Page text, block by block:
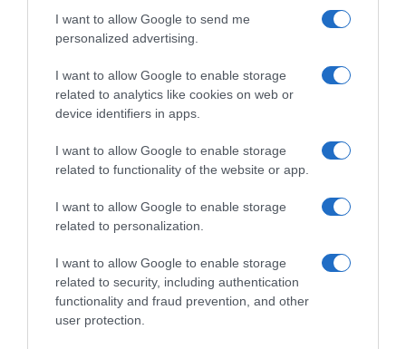
I want to allow Google to send me
personalized advertising.
I want to allow Google to enable storage
related to analytics like cookies on web or
device identifiers in apps.
I want to allow Google to enable storage
related to functionality of the website or app.
I want to allow Google to enable storage
related to personalization.
I want to allow Google to enable storage
related to security, including authentication
functionality and fraud prevention, and other
user protection.
πηγή στην Google
Ειδήσεις σήμερα
δημιούργησαν τηλεφωνική γραμμή…
παραπόνων για τους θαυμαστές τους
Ανοίγει τη Δευτέρα η Παλαιά Παραλιακή
στην Καλλιθέα – Θωρακίζεται η περιοχή
απέναντι σε πλημμυρικά φαινόμενα